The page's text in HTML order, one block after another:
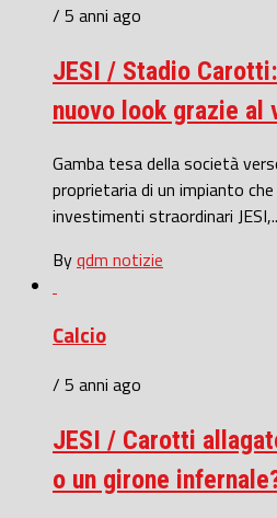
/ 5 anni ago
JESI / Stadio
nuovo look grazie al
Gamba tesa della società
proprietaria di un impianto
investimenti straordinari
Byqdm notizie
Calcio
/ 5 anni ago
JESI / Carotti
o un girone